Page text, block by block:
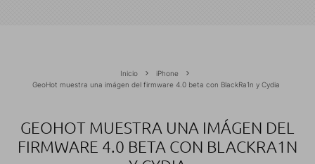
Inicio
iPhone
GeoHot muestra una imágen del firmware 4.0 beta con BlackRa1n y Cydia
GEOHOT MUESTRA UNA IMÁGEN DEL
FIRMWARE 4.0 BETA CON BLACKRA1N